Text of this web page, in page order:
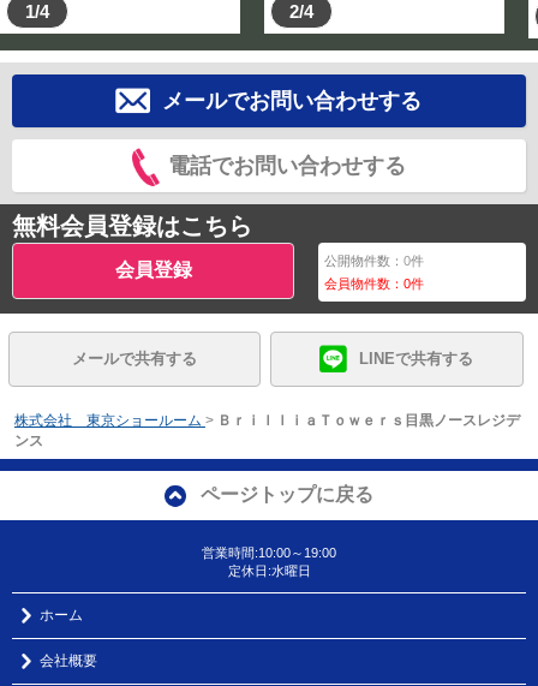
1/4 2/4
メールでお問い合わせする
電話でお問い合わせする
無料会員登録はこちら
会員登録 公開物件数：0件
会員物件数：0件
メールで共有する LINEで共有する
株式会社 東京ショールーム > ＢｒｉｌｌｉａＴｏｗｅｒｓ目黒ノースレジデ
ンス
ページトップに戻る
営業時間:10:00～19:00
定休日:水曜日
ホーム
会社概要